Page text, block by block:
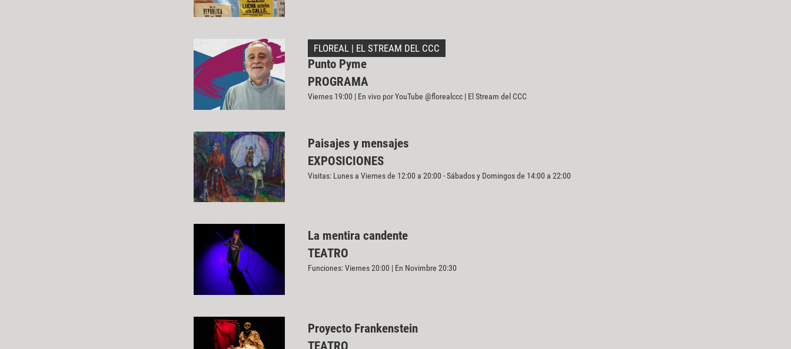
FLOREAL | EL STREAM DEL CCC
Punto Pyme
PROGRAMA
Viernes 19:00 | En vivo por YouTube @florealccc | El Stream del CCC
Paisajes y mensajes
EXPOSICIONES
Visitas: Lunes a Viernes de 12:00 a 20:00 - Sábados y Domingos de 14:00 a 22:00
La mentira candente
TEATRO
Funciones: Viernes 20:00 | En Novimbre 20:30
Proyecto Frankenstein
TEATRO